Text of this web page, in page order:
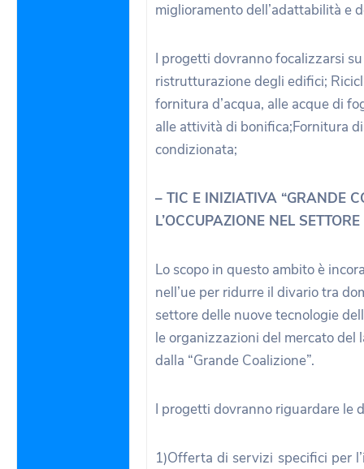
miglioramento dell’adattabilità e
I progetti dovranno focalizzarsi
ristrutturazione degli edifici;
fornitura d’acqua, alle acque di
alle attività di bonifica;Fornitura
condizionata;
– TIC E INIZIATIVA “GRANDE
L’OCCUPAZIONE NEL
Lo scopo in questo ambito è
nell’ue per ridurre il divario tra
settore delle nuove tecnologie
le organizzazioni del mercato
dalla “Grande Coalizione”.
I progetti dovranno riguardare le
1)Offerta di servizi specifici per